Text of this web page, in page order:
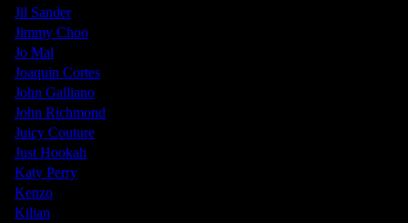
Jil Sander
Jimmy Choo
Jo Mal
Joaquin Cortes
John Galliano
John Richmond
Juicy Couture
Just Hookah
Katy Perry
Kenzo
Kilian